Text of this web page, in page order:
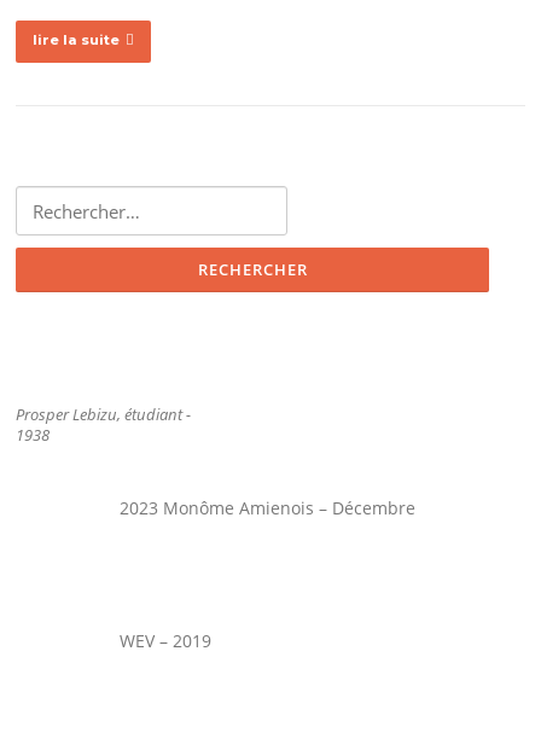
lire la suite
Prosper Lebizu, étudiant -
1938
2023 Monôme Amienois – Décembre
WEV – 2019